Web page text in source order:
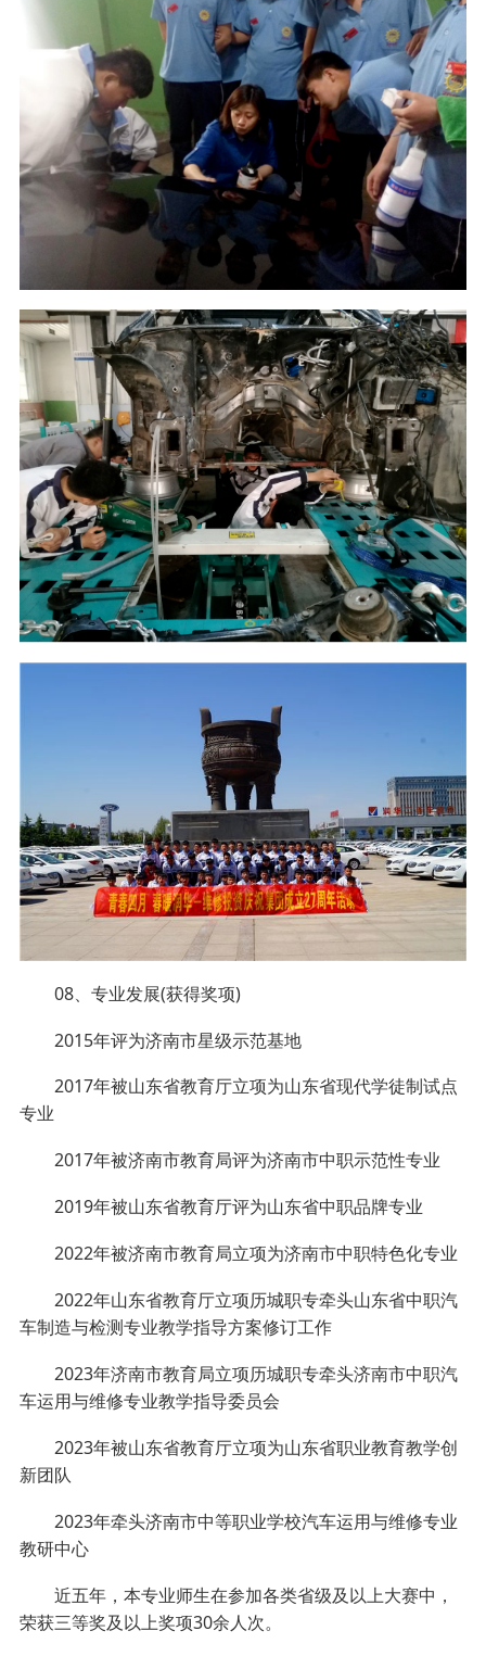
08、专业发展(获得奖项)
2015年评为济南市星级示范基地
2017年被山东省教育厅立项为山东省现代学徒制试点
专业
2017年被济南市教育局评为济南市中职示范性专业
2019年被山东省教育厅评为山东省中职品牌专业
2022年被济南市教育局立项为济南市中职特色化专业
2022年山东省教育厅立项历城职专牵头山东省中职汽
车制造与检测专业教学指导方案修订工作
2023年济南市教育局立项历城职专牵头济南市中职汽
车运用与维修专业教学指导委员会
2023年被山东省教育厅立项为山东省职业教育教学创
新团队
2023年牵头济南市中等职业学校汽车运用与维修专业
教研中心
近五年，本专业师生在参加各类省级及以上大赛中，
荣获三等奖及以上奖项30余人次。